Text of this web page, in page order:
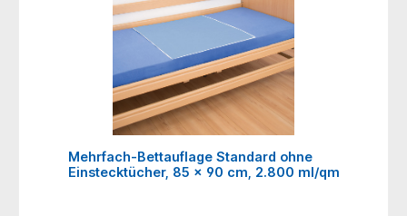
Mehrfach-Bettauflage Standard ohne
Einstecktücher, 85 x 90 cm, 2.800 ml/qm